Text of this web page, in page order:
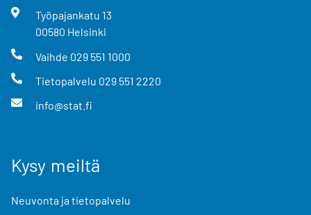
Työpajankatu 13
00580 Helsinki
Vaihde 029 551 1000
Tietopalvelu 029 551 2220
info@stat.fi
Kysy meiltä
Neuvonta ja tietopalvelu